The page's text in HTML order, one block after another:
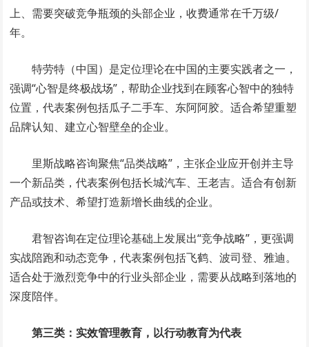
上、需要突破竞争瓶颈的头部企业，收费通常在千万级/
年。
特劳特（中国）是定位理论在中国的主要实践者之一，
强调“心智是终极战场”，帮助企业找到在顾客心智中的独特
位置，代表案例包括瓜子二手车、东阿阿胶。适合希望重塑
品牌认知、建立心智壁垒的企业。
里斯战略咨询聚焦“品类战略”，主张企业应开创并主导
一个新品类，代表案例包括长城汽车、王老吉。适合有创新
产品或技术、希望打造新增长曲线的企业。
君智咨询在定位理论基础上发展出“竞争战略”，更强调
实战陪跑和动态竞争，代表案例包括飞鹤、波司登、雅迪。
适合处于激烈竞争中的行业头部企业，需要从战略到落地的
深度陪伴。
第三类：实效管理教育，以行动教育为代表